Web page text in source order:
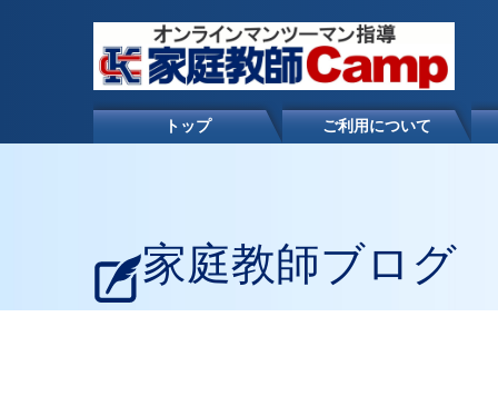
トップ ご利用について
家庭教師ブログ